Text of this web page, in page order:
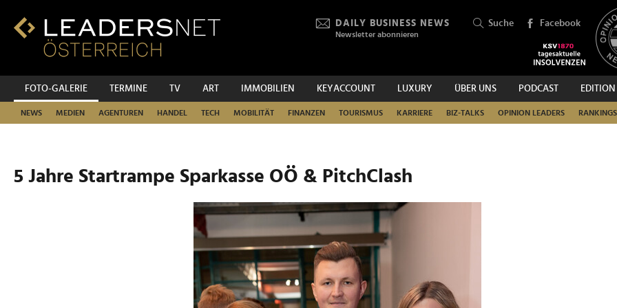
Inhalt
Fußzeilen-
Hauptnavigation
DAILY BUSINESS NEWS
Newsletter abonnieren
Suche Facebook
FOTO-GALERIE TERMINE TV ART IMMOBILIEN KEYACCOUNT LUXURY ÜBER UNS PODCAST EDITION
NEWS MEDIEN AGENTUREN HANDEL TECH MOBILITÄT FINANZEN TOURISMUS KARRIERE BIZ-TALKS OPINION LEADERS RANKINGS
SUCHEN
5 Jahre Startrampe Sparkasse OÖ & PitchClash